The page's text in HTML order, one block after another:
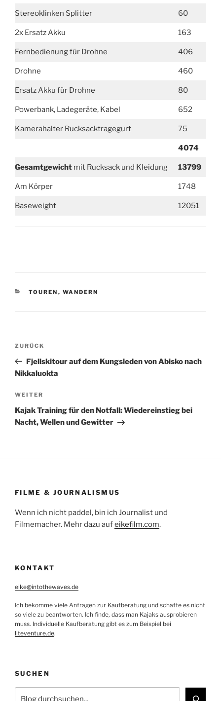
Stereoklinken Splitter 60
2x Ersatz Akku 163
Fernbedienung für Drohne 406
Drohne 460
Ersatz Akku für Drohne 80
Powerbank, Ladegeräte, Kabel 652
Kamerahalter Rucksacktragegurt 75
4074
Gesamtgewicht mit Rucksack und Kleidung 13799
Am Körper 1748
Baseweight 12051
KATEGORIEN
TOUREN , WANDERN
Beitragsnavigation
Vorheriger
Beitrag
ZURÜCK
Fjellskitour auf dem Kungsleden von Abisko nach
Nikkaluokta
Nächster
Beitrag
WEITER
Kajak Training für den Notfall: Wiedereinstieg bei
Nacht, Wellen und Gewitter
FILME & JOURNALISMUS
Wenn ich nicht paddel, bin ich Journalist und
Filmemacher. Mehr dazu aufeikefilm.com.
KONTAKT
eike@intothewaves.de
Ich bekomme viele Anfragen zur Kaufberatung und schaffe es nicht
so viele zu beantworten. Ich finde, dass man Kajaks ausprobieren
muss. Individuelle Kaufberatung gibt es zum Beispiel bei
liteventure.de.
SUCHEN